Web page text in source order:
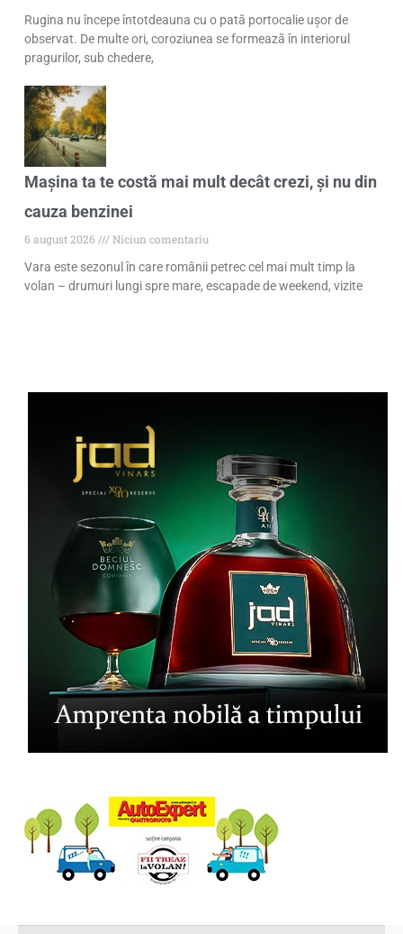
Rugina nu începe întotdeauna cu o pată portocalie ușor de
observat. De multe ori, coroziunea se formează în interiorul
pragurilor, sub chedere,
Mașina ta te costă mai mult decât crezi, și nu din
cauza benzinei
6 august 2026
Niciun comentariu
Vara este sezonul în care românii petrec cel mai mult timp la
volan – drumuri lungi spre mare, escapade de weekend, vizite